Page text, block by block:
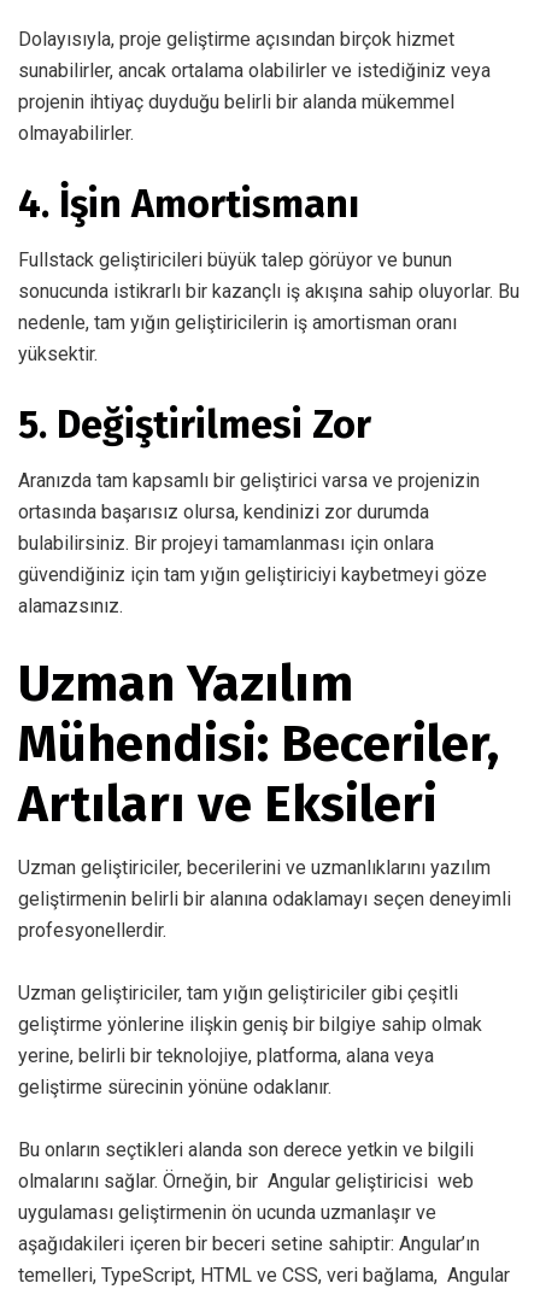
Dolayısıyla, proje geliştirme açısından birçok hizmet
sunabilirler, ancak ortalama olabilirler ve istediğiniz veya
projenin ihtiyaç duyduğu belirli bir alanda mükemmel
olmayabilirler.
4. İşin Amortismanı
Fullstack geliştiricileri büyük talep görüyor ve bunun
sonucunda istikrarlı bir kazançlı iş akışına sahip oluyorlar. Bu
nedenle, tam yığın geliştiricilerin iş amortisman oranı
yüksektir.
5. Değiştirilmesi Zor
Aranızda tam kapsamlı bir geliştirici varsa ve projenizin
ortasında başarısız olursa, kendinizi zor durumda
bulabilirsiniz. Bir projeyi tamamlanması için onlara
güvendiğiniz için tam yığın geliştiriciyi kaybetmeyi göze
alamazsınız.
Uzman Yazılım
Mühendisi: Beceriler,
Artıları ve Eksileri
Uzman geliştiriciler, becerilerini ve uzmanlıklarını yazılım
geliştirmenin belirli bir alanına odaklamayı seçen deneyimli
profesyonellerdir.
Uzman geliştiriciler, tam yığın geliştiriciler gibi çeşitli
geliştirme yönlerine ilişkin geniş bir bilgiye sahip olmak
yerine, belirli bir teknolojiye, platforma, alana veya
geliştirme sürecinin yönüne odaklanır.
Bu onların seçtikleri alanda son derece yetkin ve bilgili
olmalarını sağlar. Örneğin, bir Angular geliştiricisi web
uygulaması geliştirmenin ön ucunda uzmanlaşır ve
aşağıdakileri içeren bir beceri setine sahiptir: Angular’ın
temelleri, TypeScript, HTML ve CSS, veri bağlama, Angular